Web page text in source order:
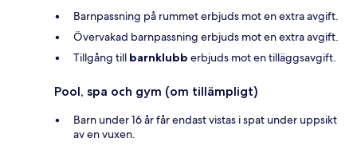
Barnpassning på rummet erbjuds mot en extra avgift.
Övervakad barnpassning erbjuds mot en extra avgift.
Tillgång till barnklubb erbjuds mot en tilläggsavgift.
Pool, spa och gym (om tillämpligt)
Barn under 16 år får endast vistas i spat under uppsikt
av en vuxen.